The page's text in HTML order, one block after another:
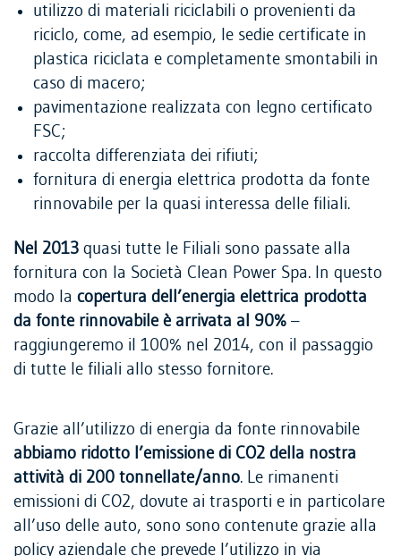
utilizzo di materiali riciclabili o provenienti da
riciclo, come, ad esempio, le sedie certificate in
plastica riciclata e completamente smontabili in
caso di macero;
pavimentazione realizzata con legno certificato
FSC;
raccolta differenziata dei rifiuti;
fornitura di energia elettrica prodotta da fonte
rinnovabile per la quasi interessa delle filiali.
Nel 2013 quasi tutte le Filiali sono passate alla
fornitura con la Società Clean Power Spa. In questo
modo la copertura dell’energia elettrica prodotta
da fonte rinnovabile è arrivata al 90% –
raggiungeremo il 100% nel 2014, con il passaggio
di tutte le filiali allo stesso fornitore.
Grazie all’utilizzo di energia da fonte rinnovabile
abbiamo ridotto l’emissione di CO2 della nostra
attività di 200 tonnellate/anno. Le rimanenti
emissioni di CO2, dovute ai trasporti e in particolare
all’uso delle auto, sono sono contenute grazie alla
policy aziendale che prevede l’utilizzo in via